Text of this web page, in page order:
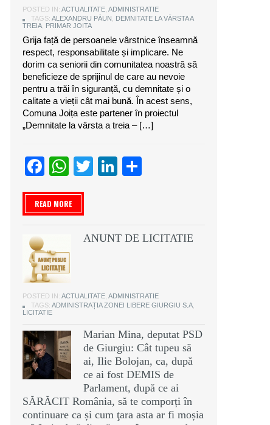
POSTED IN: ACTUALITATE ADMINISTRATIE
TAGS: ALEXANDRU PĂUN
DEMNITATE LA VÂRSTA A
TREIA PRIMAR JOITA
Grija față de persoanele vârstnice înseamnă
respect, responsabilitate și implicare. Ne
dorim ca seniorii din comunitatea noastră să
beneficieze de sprijinul de care au nevoie
pentru a trăi în siguranță, cu demnitate și o
calitate a vieții cât mai bună. În acest sens,
Comuna Joița este partener în proiectul
„Demnitate la vârsta a treia – […]
Facebook
WhatsApp
TwitterLinkedIn
READ MORE
ANUNT DE LICITATIE
POSTED IN: ACTUALITATE ADMINISTRATIE
TAGS: ADMINISTRAȚIA ZONEI LIBERE GIURGIU S.A
LICITATIE
Marian Mina, deputat PSD
de Giurgiu: Cât tupeu să
ai, Ilie Bolojan, ca, după
ce ai fost DEMIS de
Parlament, după ce ai
SĂRĂCIT România, să te comporți în
continuare ca și cum ţara asta ar fi moșia